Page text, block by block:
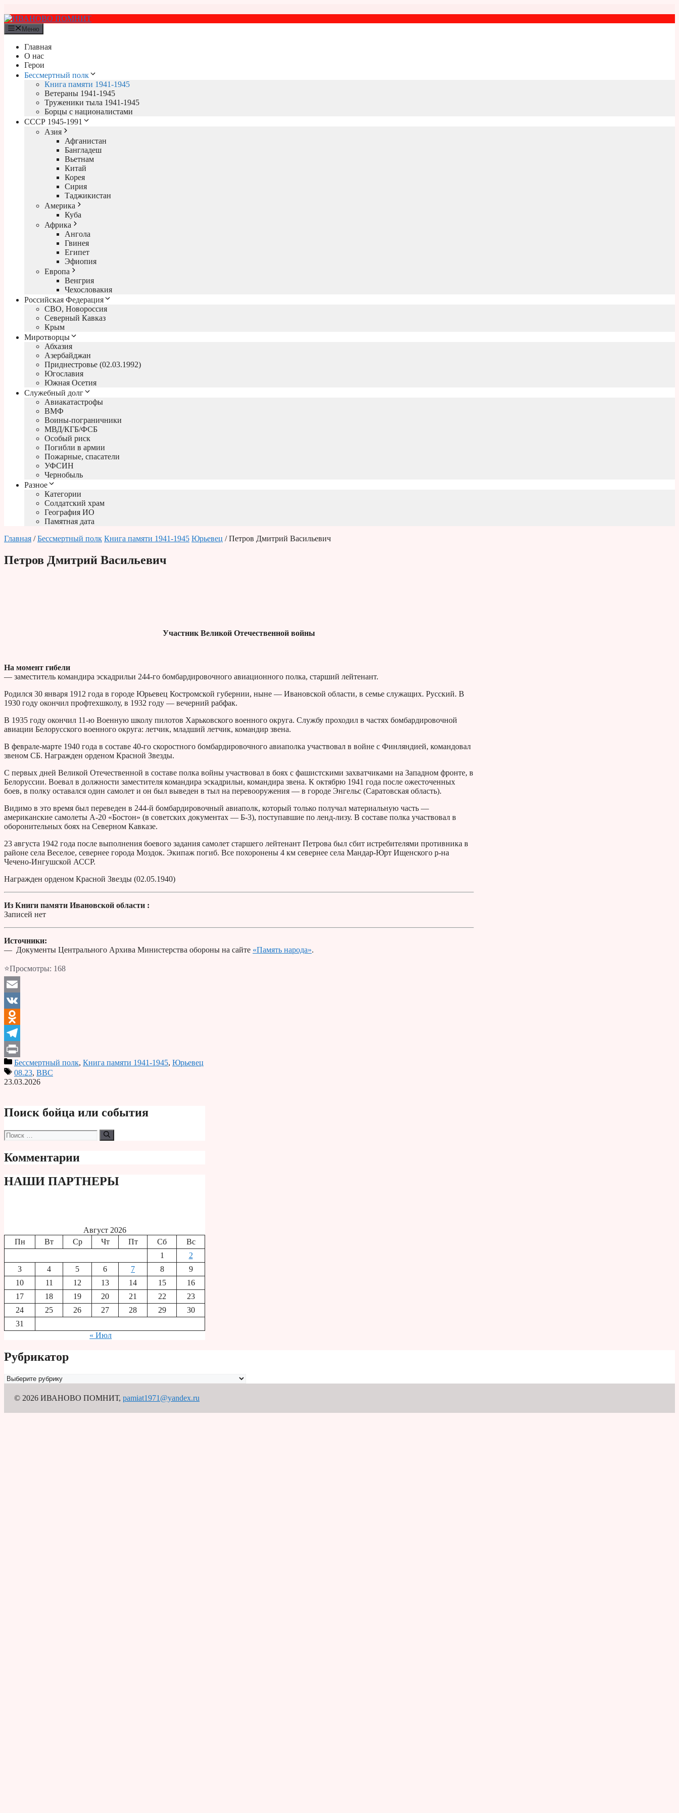
к
содержимому
Меню
Главная
О нас
Герои
Бессмертный полк
Книга памяти 1941-1945
Ветераны 1941-1945
Труженики тыла 1941-1945
Борцы с националистами
СССР 1945-1991
Азия
Афганистан
Бангладеш
Вьетнам
Китай
Корея
Сирия
Таджикистан
Америка
Куба
Африка
Ангола
Гвинея
Египет
Эфиопия
Европа
Венгрия
Чехословакия
Российская Федерация
СВО, Новороссия
Северный Кавказ
Крым
Миротворцы
Абхазия
Азербайджан
Приднестровье (02.03.1992)
Югославия
Южная Осетия
Служебный долг
Авиакатастрофы
ВМФ
Воины-пограничники
МВД/КГБ/ФСБ
Особый риск
Погибли в армии
Пожарные, спасатели
УФСИН
Чернобыль
Разное
Категории
Солдатский храм
География ИО
Памятная дата
Главная /Бессмертный полк Книга памяти 1941-1945 Юрьевец / Петров Дмитрий Васильевич
Петров Дмитрий Васильевич
Участник Великой Отечественной войны
На момент гибели
— заместитель командира эскадрильи 244-го бомбардировочного авиационного полка, старший лейтенант.
Родился 30 января 1912 года в городе Юрьевец Костромской губернии, ныне — Ивановской области, в семье служащих. Русский. В
1930 году окончил профтехшколу, в 1932 году — вечерний рабфак.
В 1935 году окончил 11-ю Военную школу пилотов Харьковского военного округа. Службу проходил в частях бомбардировочной
авиации Белорусского военного округа: летчик, младший летчик, командир звена.
В феврале-марте 1940 года в составе 40-го скоростного бомбардировочного авиаполка участвовал в войне с Финляндией, командовал
звеном СБ. Награжден орденом Красной Звезды.
С первых дней Великой Отечественной в составе полка войны участвовал в боях с фашистскими захватчиками на Западном фронте, в
Белоруссии. Воевал в должности заместителя командира эскадрильи, командира звена. К октябрю 1941 года после ожесточенных
боев, в полку оставался один самолет и он был выведен в тыл на перевооружения — в городе Энгельс (Саратовская область).
Видимо в это время был переведен в 244-й бомбардировочный авиаполк, который только получал материальную часть —
американские самолеты А-20 «Бостон» (в советских документах — Б-3), поступавшие по ленд-лизу. В составе полка участвовал в
оборонительных боях на Северном Кавказе.
23 августа 1942 года после выполнения боевого задания самолет старшего лейтенант Петрова был сбит истребителями противника в
районе села Веселое, севернее города Моздок. Экипаж погиб. Все похоронены 4 км севернее села Мандар-Юрт Ищенского р-на
Чечено-Ингушской АССР.
Награжден орденом Красной Звезды (02.05.1940)
Из Книги памяти Ивановской области :
Записей нет
Источники:
— Документы Центрального Архива Министерства обороны на сайте «Память народа».
⭐Просмотры: 168
Email
VK
Odnoklassniki
Telegram
PrintБессмертный полк, Книга памяти 1941-1945, Юрьевец
08.23, ВВС
23.03.2026
Поиск бойца или события
Поиск:
Комментарии
НАШИ ПАРТНЕРЫ
Август 2026
Пн
Вт Ср Чт Пт Сб
Вс
1
2
3
4 5 6 7 8
9
10
11 12 13 14 15
16
17
18 19 20 21 22
23
24
25 26 27 28 29
30
31
« Июл
Рубрикатор
Рубрикатор
© 2026 ИВАНОВО ПОМНИТ, pamiat1971@yandex.ru